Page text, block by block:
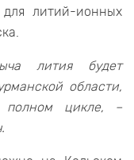
литий-ионных
лития будет
области,
полном цикле, –